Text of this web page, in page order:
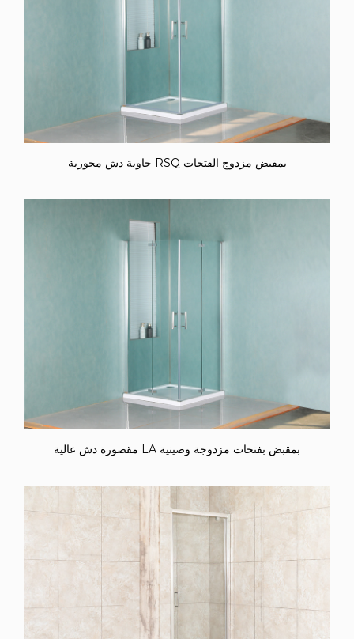
حاوية دش محورية RSQ بمقبض مزدوج الفتحات
مقصورة دش عالية LA بمقبض بفتحات مزدوجة وصينية